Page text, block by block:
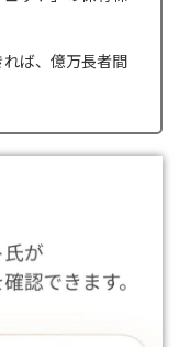
ば、億万長者間